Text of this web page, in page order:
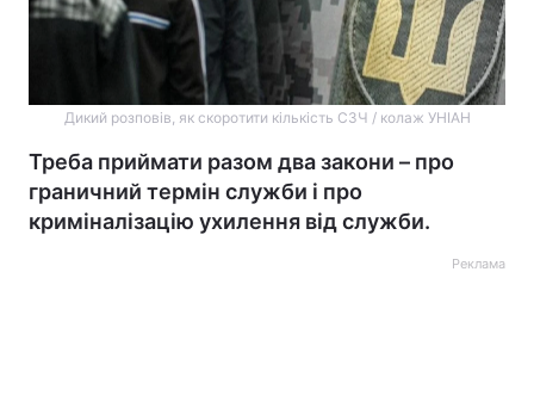
Дикий розповів, як скоротити кількість СЗЧ / колаж УНІАН
Треба приймати разом два закони – про
граничний термін служби і про
криміналізацію ухилення від служби.
Реклама